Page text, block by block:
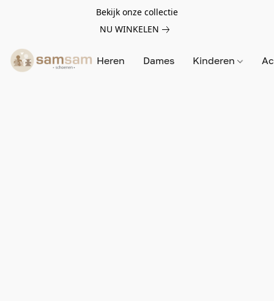
Bekijk onze collectie
NU WINKELEN
Heren Dames Kinderen